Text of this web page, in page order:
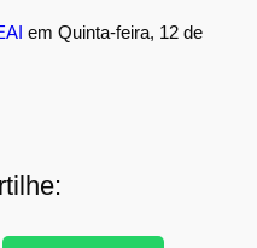
em Quinta-feira, 12 de